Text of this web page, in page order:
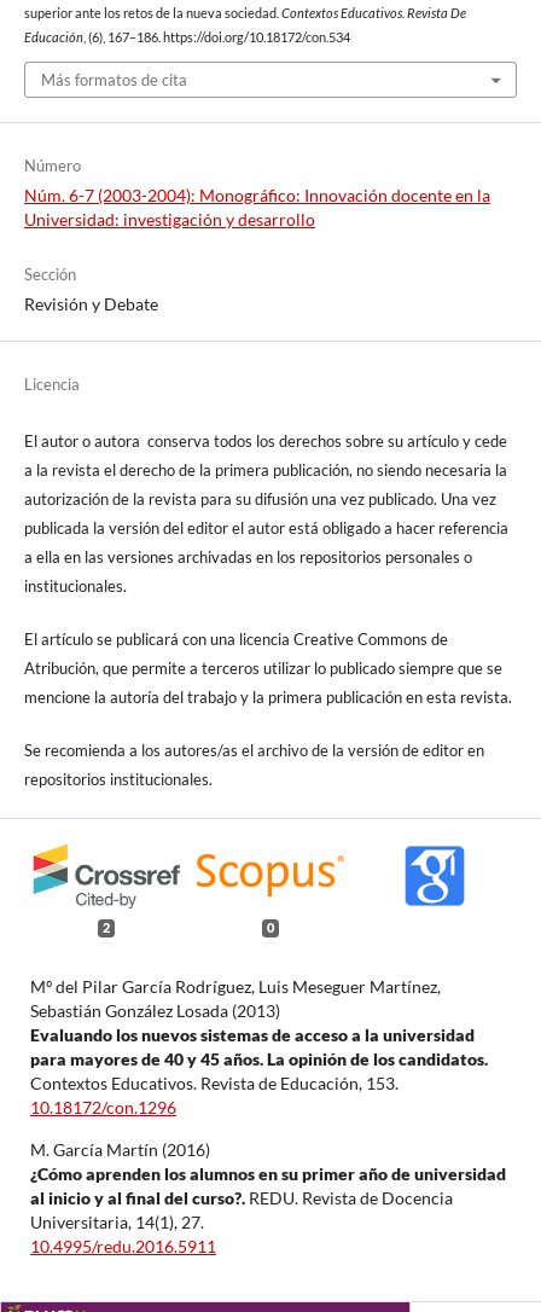
superior ante los retos de la nueva sociedad. Contextos Educativos. Revista De
Educación, (6), 167–186. https://doi.org/10.18172/con.534
Más formatos de cita
Número
Núm. 6-7 (2003-2004): Monográfico: Innovación docente en la
Universidad: investigación y desarrollo
Sección
Revisión y Debate
Licencia
El autor o autora conserva todos los derechos sobre su artículo y cede
a la revista el derecho de la primera publicación, no siendo necesaria la
autorización de la revista para su difusión una vez publicado. Una vez
publicada la versión del editor el autor está obligado a hacer referencia
a ella en las versiones archivadas en los repositorios personales o
institucionales.
El artículo se publicará con una licencia Creative Commons de
Atribución, que permite a terceros utilizar lo publicado siempre que se
mencione la autoría del trabajo y la primera publicación en esta revista.
Se recomienda a los autores/as el archivo de la versión de editor en
repositorios institucionales.
2 0
Mº del Pilar García Rodríguez, Luis Meseguer Martínez,
Sebastián González Losada (2013)
Evaluando los nuevos sistemas de acceso a la universidad
para mayores de 40 y 45 años. La opinión de los candidatos.
Contextos Educativos. Revista de Educación, 153.
10.18172/con.1296
M. García Martín (2016)
¿Cómo aprenden los alumnos en su primer año de universidad
al inicio y al final del curso?. REDU. Revista de Docencia
Universitaria, 14(1), 27.
10.4995/redu.2016.5911